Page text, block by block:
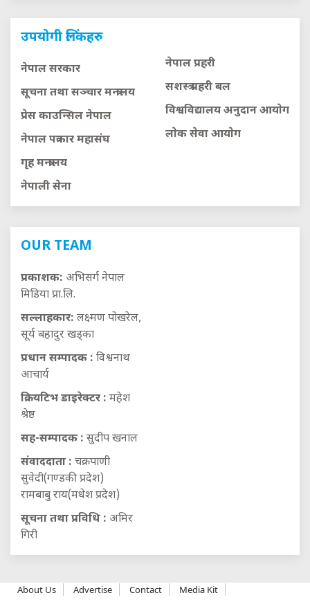
उपयोगी लिंकहरु
नेपाल सरकार
सूचना तथा सञ्चार मन्त्रालय
प्रेस काउन्सिल नेपाल
नेपाल पत्रकार महासंघ
गृह मन्त्रालय
नेपाली सेना
नेपाल प्रहरी
सशस्त्र प्रहरी बल
विश्वविद्यालय अनुदान आयाेग
लाेक सेवा आयाेग
OUR TEAM
प्रकाशक: अभिसर्ग नेपाल
मिडिया प्रा.लि.
सल्लाहकार: लक्ष्मण पोखरेल,
सूर्य बहादुर खड्का
प्रधान सम्पादक : विश्वनाथ
आचार्य
क्रियटिभ डाइरेक्टर : महेश
श्रेष्ठ
सह-सम्पादक : सुदीप खनाल
संवाददाता : चक्रपाणी
सुवेदी(गण्डकी प्रदेश)
रामबाबु राय(मधेश प्रदेश)
सूचना तथा प्रविधि : अमिर
गिरी
About Us Advertise Contact Media Kit